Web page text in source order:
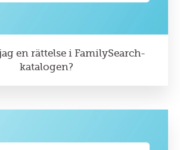
en rättelse i FamilySearch-
katalogen?